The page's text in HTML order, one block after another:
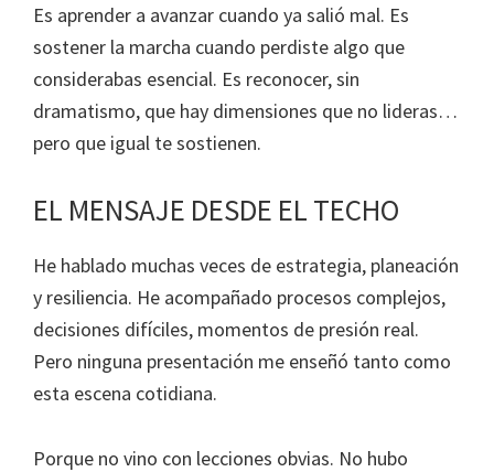
Es aprender a avanzar cuando ya salió mal. Es
sostener la marcha cuando perdiste algo que
considerabas esencial. Es reconocer, sin
dramatismo, que hay dimensiones que no lideras…
pero que igual te sostienen.
EL MENSAJE DESDE EL TECHO
He hablado muchas veces de estrategia, planeación
y resiliencia. He acompañado procesos complejos,
decisiones difíciles, momentos de presión real.
Pero ninguna presentación me enseñó tanto como
esta escena cotidiana.
Porque no vino con lecciones obvias. No hubo